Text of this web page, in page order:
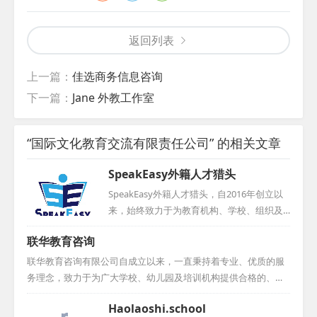
返回列表
上一篇： 佳选商务信息咨询
下一篇： Jane 外教工作室
“国际文化教育交流有限责任公司” 的相关文章
SpeakEasy外籍人才猎头
SpeakEasy外籍人才猎头，自2016年创立以
来，始终致力于为教育机构、学校、组织及
个人提供全面的人力与教育资源咨询服务。
有超过十年的丰富经验，并建立了广泛的外
籍教师资源及招聘网络。尽管成立时间尚
短，但凭借卓越的信誉和专业的服务，思悦
教育已赢得了众多知名机构与个人的青睐，
联华教育咨询
联华教育咨询有限公司自成立以来，一直秉持着专业、优质的服
务理念，致力于为广大学校、幼儿园及培训机构提供合格的、经
验丰富的欧美外教。我们深知外教在提升教学质量、拓宽学生国
际视野方面的重要性，因此，在选拔外教时，我们严格把关，确
Haolaoshi.school